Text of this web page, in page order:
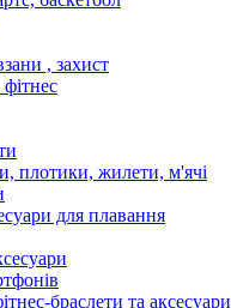
, захист
плотики, жилети, м'ячі
для плавання
браслети та аксесуари